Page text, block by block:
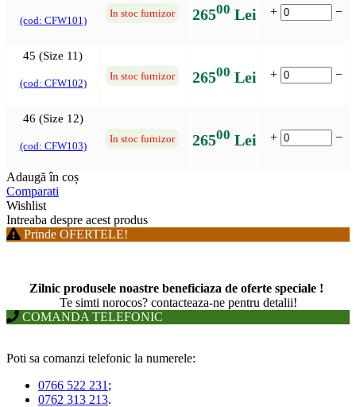
(cod: CFW101)
In stoc furnizor 26500 Lei + −
45 (Size 11)
(cod: CFW102)
In stoc furnizor 26500 Lei + −
46 (Size 12)
(cod: CFW103)
In stoc furnizor 26500 Lei + −
Adaugă în coș
Comparati
Wishlist
Intreaba despre acest produs
Prinde OFERTELE!
Zilnic produsele noastre beneficiaza de oferte speciale !
Te simti norocos? contacteaza-ne pentru detalii!
COMANDA TELEFONIC
Poti sa comanzi telefonic la numerele:
0766 522 231 ;
0762 313 213.